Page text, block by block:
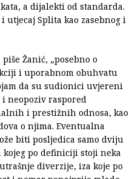
a dijalekti od standarda.
utjecaj Splita kao zasebnog i
Žanić, „posebno o
i uporabnom obuhvatu
da su sudionici uvjereni
neopoziv raspored
i prestižnih odnosa, kao
o njima. Eventualna
biti posljedica samo dviju
kojeg po definiciji stoji neka
diverzije, iza koje po